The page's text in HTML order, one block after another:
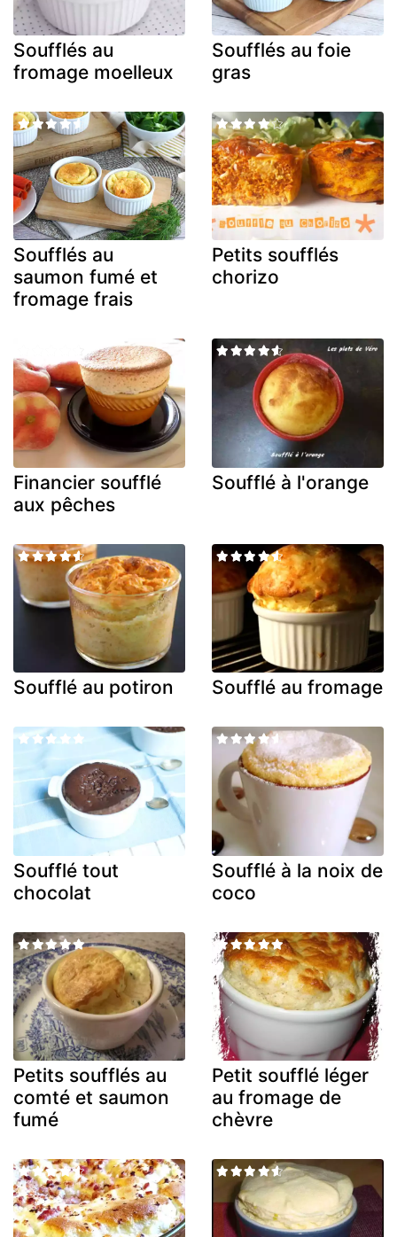
Soufflés au
fromage moelleux
Soufflés au foie
gras
Soufflés au
saumon fumé et
fromage frais
Petits soufflés
chorizo
Financier soufflé
aux pêches
Soufflé à l'orange
Soufflé au potiron Soufflé au fromage
Soufflé tout
chocolat
Soufflé à la noix de
coco
Petits soufflés au
comté et saumon
fumé
Petit soufflé léger
au fromage de
chèvre